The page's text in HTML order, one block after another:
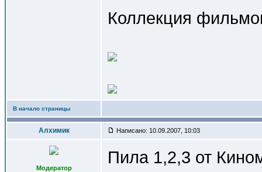
Коллекция
В начало страницы
Алхимик Написано: 10.09.2007, 10:03
Модератор
Пила 1,2,3 от